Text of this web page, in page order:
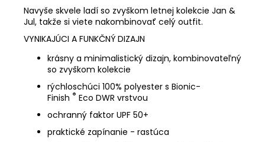
Navyše skvele ladí so zvyškom letnej kolekcie Jan &
Jul, takže si viete nakombinovať celý outfit.
VYNIKAJÚCI A FUNKČNÝ DIZAJN
krásny a minimalistický dizajn, kombinovateľný
so zvyškom kolekcie
rýchloschúci 100% polyester s Bionic-
Finish ® Eco DWR vrstvou
ochranný faktor UPF 50+
praktické zapínanie - rastúca